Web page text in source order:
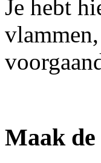
Je hebt
Maak